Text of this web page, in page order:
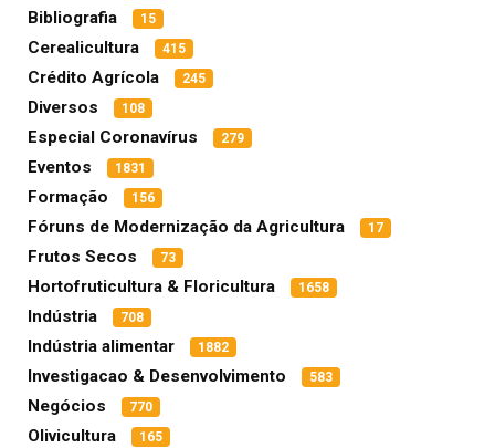
Bibliografia 15
Cerealicultura 415
Crédito Agrícola 245
Diversos 108
Especial Coronavírus 279
Eventos 1831
Formação 156
Fóruns de Modernização da Agricultura 17
Frutos Secos 73
Hortofruticultura & Floricultura 1658
Indústria 708
Indústria alimentar 1882
Investigacao & Desenvolvimento 583
Negócios 770
Olivicultura 165